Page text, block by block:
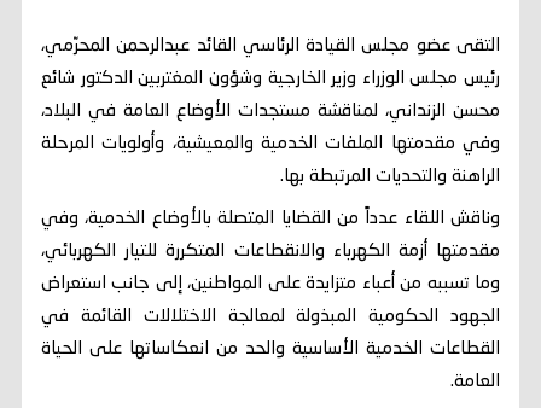
التقى عضو مجلس القيادة الرئاسي القائد عبدالرحمن المحرّمي،
رئيس مجلس الوزراء وزير الخارجية وشؤون المغتربين الدكتور شائع
محسن الزنداني، لمناقشة مستجدات الأوضاع العامة في البلاد،
وفي مقدمتها الملفات الخدمية والمعيشية، وأولويات المرحلة
الراهنة والتحديات المرتبطة بها.
وناقش اللقاء عدداً من القضايا المتصلة بالأوضاع الخدمية، وفي
مقدمتها أزمة الكهرباء والانقطاعات المتكررة للتيار الكهربائي،
وما تسببه من أعباء متزايدة على المواطنين، إلى جانب استعراض
الجهود الحكومية المبذولة لمعالجة الاختلالات القائمة في
القطاعات الخدمية الأساسية والحد من انعكاساتها على الحياة
العامة.